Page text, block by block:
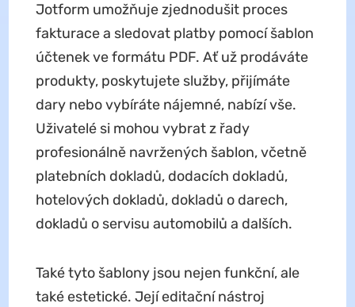
Jotform umožňuje zjednodušit proces
fakturace a sledovat platby pomocí šablon
účtenek ve formátu PDF. Ať už prodáváte
produkty, poskytujete služby, přijímáte
dary nebo vybíráte nájemné, nabízí vše.
Uživatelé si mohou vybrat z řady
profesionálně navržených šablon, včetně
platebních dokladů, dodacích dokladů,
hotelových dokladů, dokladů o darech,
dokladů o servisu automobilů a dalších.
Také tyto šablony jsou nejen funkční, ale
také estetické. Její editační nástroj